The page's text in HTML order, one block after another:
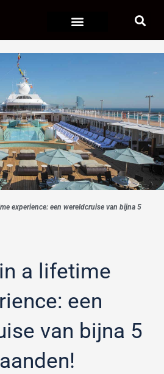
experience: een wereldcruise van bijna 5
a lifetime
een
van bijna 5